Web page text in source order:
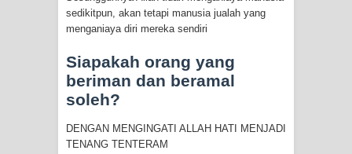
sedikitpun, akan tetapi manusia jualah yang
menganiaya diri mereka sendiri
Siapakah orang yang
beriman dan beramal
soleh?
DENGAN MENGINGATI ALLAH HATI MENJADI
TENANG TENTERAM